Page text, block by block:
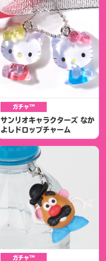
ガチャ™
サンリオキャラクターズ なか
よしドロップチャーム
ガチャ™